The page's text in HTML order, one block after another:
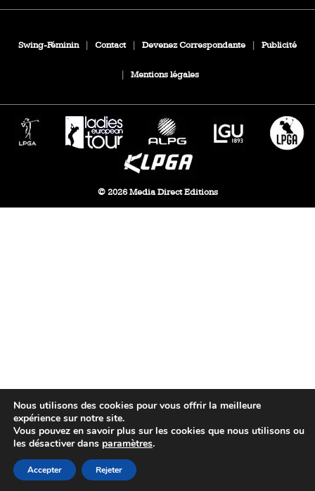
Swing-Féminin | Contact | Devenez Correspondante | Publicité
| Mentions légales
© 2026 Media Direct Editions
Nous utilisons des cookies pour vous offrir la meilleure
expérience sur notre site.
Vous pouvez en savoir plus sur les cookies que nous utilisons ou
les désactiver dans paramètres.
Accepter Rejeter